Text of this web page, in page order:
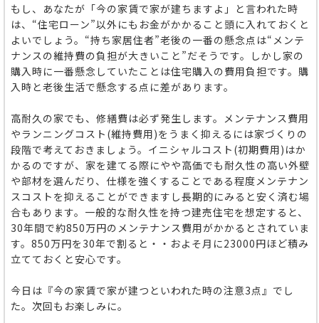
もし、あなたが「今の家賃で家が建ちますよ」と言われた時
は、“住宅ローン”以外にもお金がかかること頭に入れておくと
よいでしょう。“持ち家居住者”老後の一番の懸念点は“メンテ
ナンスの維持費の負担が大きいこと”だそうです。しかし家の
購入時に一番懸念していたことは住宅購入の費用負担です。購
入時と老後生活で懸念する点に差があります。
高耐久の家でも、修繕費は必ず発生します。メンテナンス費用
やランニングコスト(維持費用)をうまく抑えるには家づくりの
段階で考えておきましょう。イニシャルコスト(初期費用)はか
かるのですが、家を建てる際にやや高価でも耐久性の高い外壁
や部材を選んだり、仕様を強くすることである程度メンテナン
スコストを抑えることができますし長期的にみると安く済む場
合もあります。一般的な耐久性を持つ建売住宅を想定すると、
30年間で約850万円のメンテナンス費用がかかるとされていま
す。850万円を30年で割ると・・およそ月に23000円ほど積み
立てておくと安心です。
今日は『今の家賃で家が建つといわれた時の注意3点』でし
た。次回もお楽しみに。